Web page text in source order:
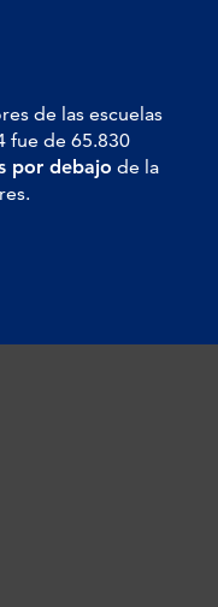
de las escuelas
fue de 65.830
por debajo de la